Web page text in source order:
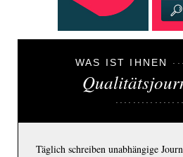
WAS IST IHNEN
Täglich schreiben unabhängige